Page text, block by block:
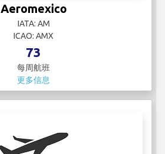
Aeromexico
IATA: AM
ICAO: AMX
73
每周航班
更多信息